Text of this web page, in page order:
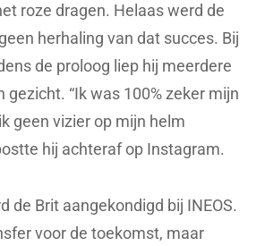
roze dragen. Helaas werd de
herhaling van dat succes. Bij
de proloog liep hij meerdere
gezicht. “Ik was 100% zeker mijn
geen vizier op mijn helm
hij achteraf op Instagram.
de Brit aangekondigd bij INEOS.
voor de toekomst, maar